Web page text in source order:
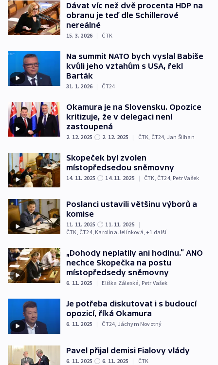
Dávat víc než dvě procenta HDP na
obranu je teď dle Schillerové
nereálné
15. 3. 2026 | ČTK
Na summit NATO bych vyslal Babiše
kvůli jeho vztahům s USA, řekl
Barták
31. 1. 2026 | ČT24
Okamura je na Slovensku. Opozice
kritizuje, že v delegaci není
zastoupená
2. 12. 2025 2. 12. 2025 | ČTK ČT24 Jan Šilhan
Skopeček byl zvolen
místopředsedou sněmovny
14. 11. 2025 14. 11. 2025 | ČTK ČT24, Petr Vašek
Poslanci ustavili většinu výborů a
komise
11. 11. 2025 11. 11. 2025
|
ČTK, ČT24, Karolína Jelínková, +1 další
„Dohody neplatily ani hodinu.“ ANO
nechce Skopečka na postu
místopředsedy sněmovny
6. 11. 2025 | Eliška Záleská, Petr Vašek
Je potřeba diskutovat i s budoucí
opozicí, říká Okamura
6. 11. 2025 | ČT24, Jáchym Novotný
Pavel přijal demisi Fialovy vlády
6. 11. 2025 6. 11. 2025 | ČTK